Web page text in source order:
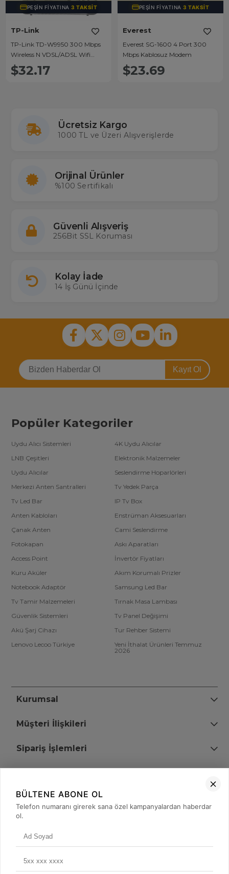
PEŞIN FIYATINA3 TAKSIT
TP-Link
TP-Link TD-W9950 300 Mbps
Wireless N VDSL/ADSL Wifi
Modem Router
$32.17
PEŞIN FIYATINA3 TAKSIT
Everest
Everest SG-1600 4 Port 300
Mbps Kablosuz Modem
$23.69
Ücretsiz Kargo
1000 TL ve Üzeri Alışverişlerde
Orijinal Ürünler
%100 Sertifikalı
Güvenli Alışveriş
256Bit SSL Koruması
Kolay İade
14 İş Günü İçinde
Kayıt Ol
Popüler Kategoriler
Uydu Alıcı Sistemleri
4K Uydu Alıcılar
LNB Çeşitleri
Elektronik Malzemeler
Uydu Alıcılar
Seslendirme Hoparlörleri
Merkezi Anten Santralleri
Tv Yedek Parça
Tv Led Bar
IP Tv Box
Anten Kabloları
Enstrüman Aksesuarları
Çanak Anten
Cami Seslendirme
Fotokapan
Askı Aparatları
Access Point
İnvertör Fiyatları
Kuru Aküler
Akım Korumalı Prizler
Notebook Adaptör
Samsung Led Bar
Tv Tamir Malzemeleri
Tırnak Masa Lambası
Güvenlik Sistemleri
Tv Panel Değişimi
Akü Şarj Cihazı
Tur Rehber Sistemi
Lenovo Lecoo Türkiye
Yeni İthalat Ürünleri Temmuz
2026
Kurumsal
Müşteri İlişkileri
Sipariş İşlemleri
+90 (850) 473 08 08
BÜLTENE ABONE OL
Telefon numaranı girerek sana özel kampanyalardan haberdar
ol.